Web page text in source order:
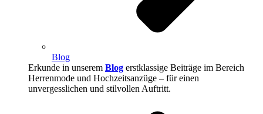
Blog
Erkunde in unserem Blog erstklassige Beiträge im Bereich
Herrenmode und Hochzeitsanzüge – für einen
unvergesslichen und stilvollen Auftritt.